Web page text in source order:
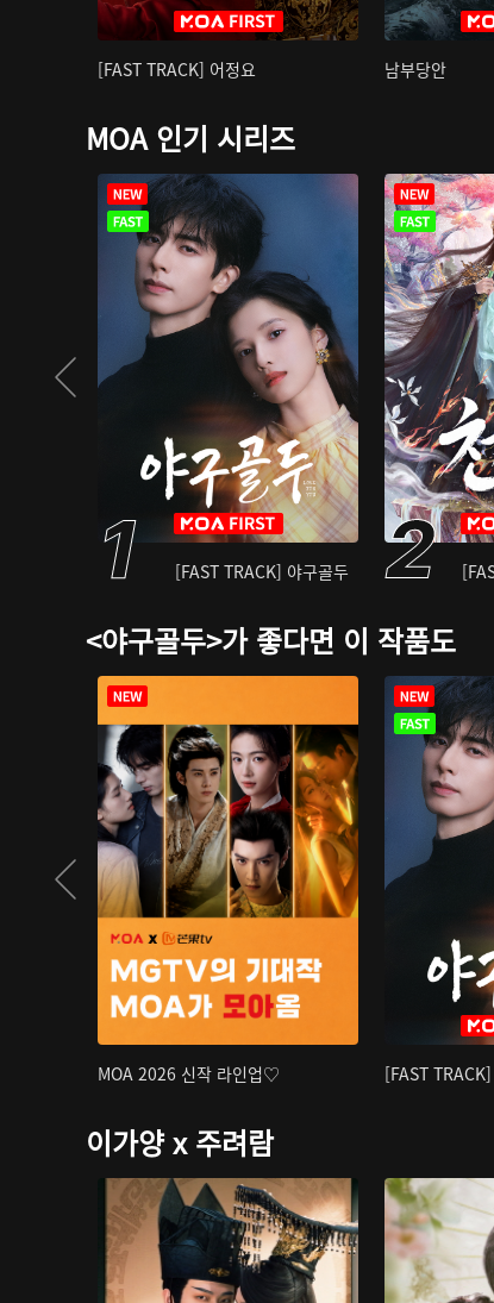
[FAST TRACK] 어정요 남부당안
MOA 인기 시리즈
[FAST TRACK] 야구골두
<야구골두>가 좋다면 이 작품도
MOA 2026 신작 라인업♡ [FAST
이가양 x 주려람